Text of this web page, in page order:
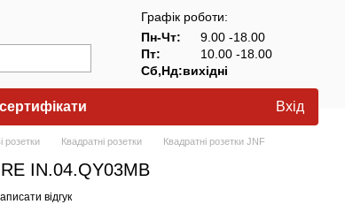
Графік роботи:
Пн-Чт:
9.00 -18.00
Пт:
10.00 -18.00
Сб,Нд:вихідні
Вхід
розетки Квадратні розетки Квадратні розетки JNF
IN.04.QY03MB
відгук